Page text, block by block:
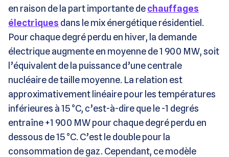
en raison de la part importante dechauffages
électriques dans le mix énergétique résidentiel.
Pour chaque degré perdu en hiver, la demande
électrique augmente en moyenne de 1 900 MW, soit
l’équivalent de la puissance d’une centrale
nucléaire de taille moyenne. La relation est
approximativement linéaire pour les températures
inférieures à 15 °C, c’est-à-dire que le -1 degrés
entraîne +1 900 MW pour chaque degré perdu en
dessous de 15 °C. C’est le double pour la
consommation de gaz. Cependant, ce modèle